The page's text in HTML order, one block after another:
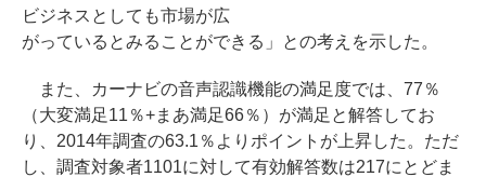
ビジネスとしても市場が広
がっているとみることができる」との考えを示した。
また、カーナビの音声認識機能の満足度では、77％
（大変満足11％+まあ満足66％）が満足と解答してお
り、2014年調査の63.1％よりポイントが上昇した。ただ
し、調査対象者1101に対して有効解答数は217にとどま